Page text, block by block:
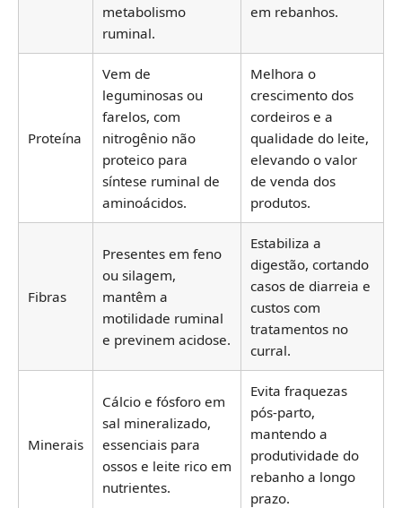
metabolismo
ruminal.
em rebanhos.
Proteína
Vem de
leguminosas ou
farelos, com
nitrogênio não
proteico para
síntese ruminal de
aminoácidos.
Melhora o
crescimento dos
cordeiros e a
qualidade do leite,
elevando o valor
de venda dos
produtos.
Fibras
Presentes em feno
ou silagem,
mantêm a
motilidade ruminal
e previnem acidose.
Estabiliza a
digestão, cortando
casos de diarreia e
custos com
tratamentos no
curral.
Minerais
Cálcio e fósforo em
sal mineralizado,
essenciais para
ossos e leite rico em
nutrientes.
Evita fraquezas
pós-parto,
mantendo a
produtividade do
rebanho a longo
prazo.